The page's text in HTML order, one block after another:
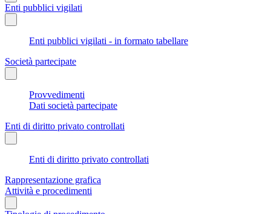
Enti pubblici vigilati
Enti pubblici vigilati - in formato tabellare
Società partecipate
Provvedimenti
Dati società partecipate
Enti di diritto privato controllati
Enti di diritto privato controllati
Rappresentazione grafica
Attività e procedimenti